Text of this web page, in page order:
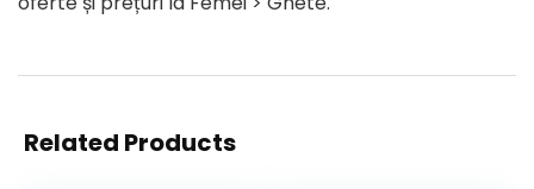
Related Products